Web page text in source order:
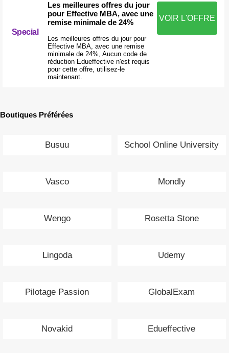
Special
Les meilleures offres du jour
pour Effective MBA, avec une
remise minimale de 24%
Les meilleures offres du jour pour
Effective MBA, avec une remise
minimale de 24%, Aucun code de
réduction Edueffective n'est requis
pour cette offre, utilisez-le
maintenant.
VOIR L'OFFRE
Boutiques Préférées
Busuu School Online University
Vasco Mondly
Wengo Rosetta Stone
Lingoda Udemy
Pilotage Passion GlobalExam
Novakid Edueffective